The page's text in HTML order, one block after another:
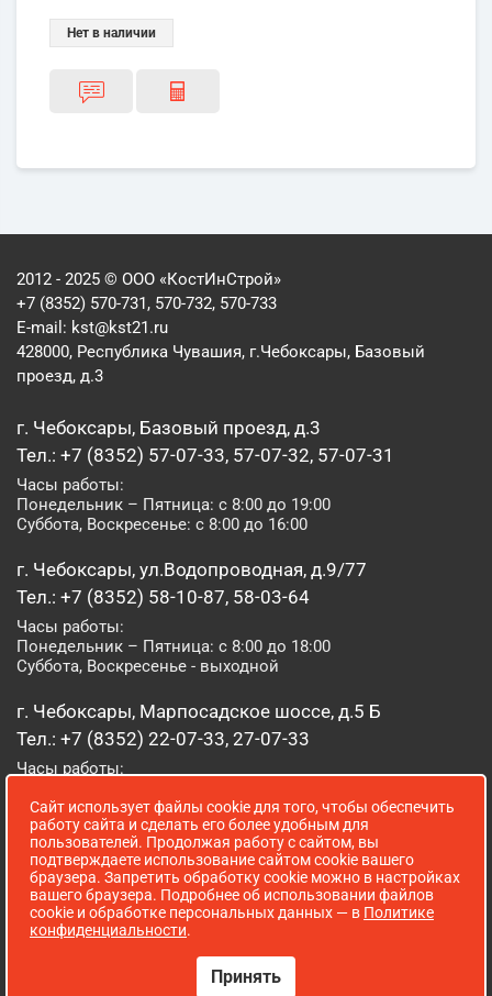
Нет в наличии
2012 - 2025 © ООО «КостИнСтрой»
+7 (8352) 570-731, 570-732, 570-733
E-mail: kst@kst21.ru
428000, Республика Чувашия, г.Чебоксары, Базовый
проезд, д.3
г. Чебоксары, Базовый проезд, д.3
Тел.: +7 (8352) 57-07-33, 57-07-32, 57-07-31
Часы работы:
Понедельник – Пятница: с 8:00 до 19:00
Суббота, Воскресенье: с 8:00 до 16:00
г. Чебоксары, ул.Водопроводная, д.9/77
Тел.: +7 (8352) 58-10-87, 58-03-64
Часы работы:
Понедельник – Пятница: с 8:00 до 18:00
Суббота, Воскресенье - выходной
г. Чебоксары, Марпосадское шоссе, д.5 Б
Тел.: +7 (8352) 22-07-33, 27-07-33
Часы работы:
Суббота, Воскресенье: с 8:00 до 16:00
г. Йошкар-Ола, ул. Луначарского, д. 52 А
Тел.: (8362) 41-07-31
Часы работы:
Понедельник – Пятница: с 8:00 до 18:00
Сайт использует файлы cookie для того, чтобы обеспечить
работу сайта и сделать его более удобным для
пользователей. Продолжая работу с сайтом, вы
подтверждаете использование сайтом cookie вашего
браузера. Запретить обработку cookie можно в настройках
вашего браузера. Подробнее об использовании файлов
cookie и обработке персональных данных — в Политике
конфиденциальности.
Принять